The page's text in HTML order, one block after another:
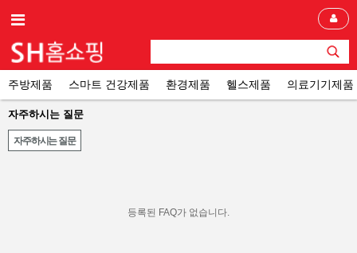
주방제품 스마트 건강제품 환경제품 헬스제품 의료기기제품
자주하시는 질문
자주하시는 질문
등록된 FAQ가 없습니다.